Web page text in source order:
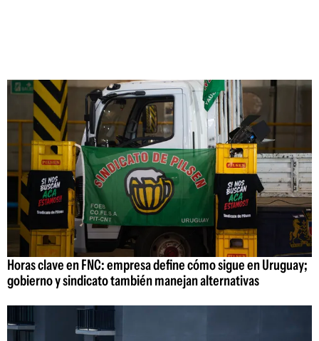
Horas clave en FNC: empresa define cómo sigue en Uruguay;
gobierno y sindicato también manejan alternativas